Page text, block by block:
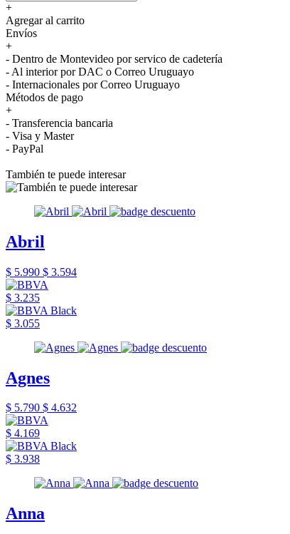
+
Agregar al carrito
Envíos
+
- Dentro de Montevideo por servico de cadetería
- Al interior por DAC o Correo Uruguayo
- Internacionales por Correo Uruguayo
Métodos de pago
+
- Transferencia bancaria
- Visa y Master
- PayPal
También te puede interesar
Abril
$ 5.990 $ 3.594
$ 3.235
$ 3.055
Agnes
$ 5.790 $ 4.632
$ 4.169
$ 3.938
Anna